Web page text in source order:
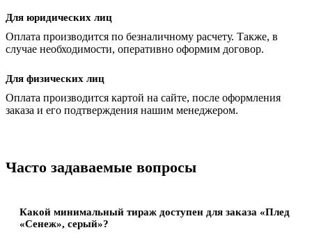
Для юридических лиц
Оплата производится по безналичному расчету. Также, в
случае необходимости, оперативно оформим договор.
Для физических лиц
Оплата производится картой на сайте, после оформления
заказа и его подтверждения нашим менеджером.
Часто задаваемые вопросы
Какой минимальный тираж доступен для заказа «Плед
«Сенеж», серый»?